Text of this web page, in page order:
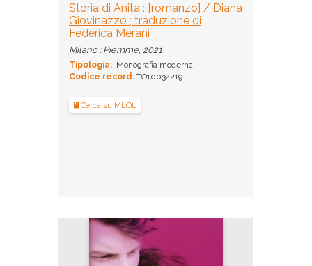
Storia di Anita : [romanzo] / Diana
Giovinazzo ; traduzione di
Federica Merani
Milano : Piemme, 2021
Tipologia: Monografia moderna
Codice record: TO10034219
Cerca su MLOL